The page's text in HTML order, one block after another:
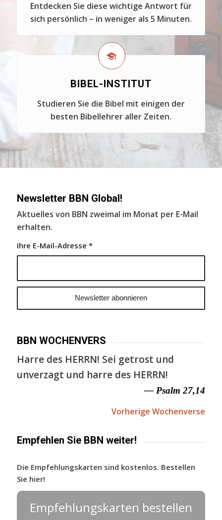
Entdecken Sie diese wichtige Antwort für
sich persönlich – in weniger als 5 Minuten.
BIBEL-INSTITUT
Studieren Sie die Bibel mit einigen der
besten Bibellehrer aller Zeiten.
Newsletter BBN Global!
Aktuelles von BBN zweimal im Monat per E-Mail
erhalten.
Ihre E-Mail-Adresse *
BBN WOCHENVERS
Harre des HERRN! Sei getrost und
unverzagt und harre des HERRN!
— Psalm 27,14
Vorherige Wochenverse
Empfehlen Sie BBN weiter!
Die Empfehlungskarten sind kostenlos. Bestellen
Sie hier!
Empfehlungskarten bestellen